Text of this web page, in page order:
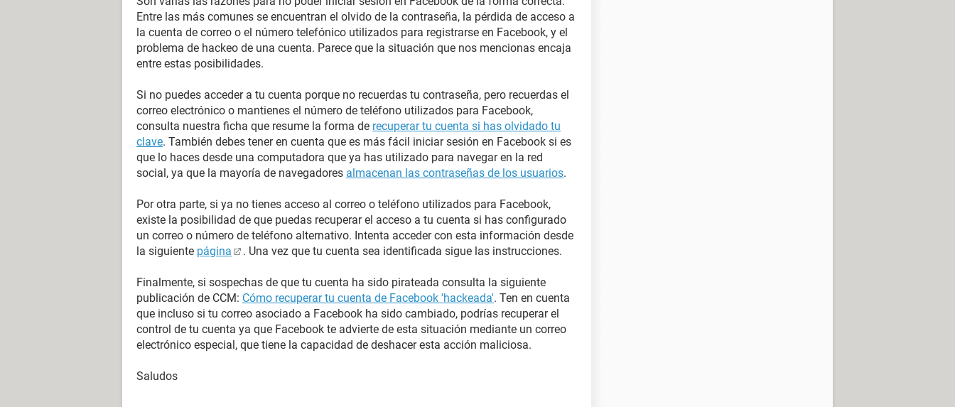
Entre las más comunes se encuentran el olvido de la contraseña, la pérdida de acceso a
la cuenta de correo o el número telefónico utilizados para registrarse en Facebook, y el
problema de hackeo de una cuenta. Parece que la situación que nos mencionas encaja
entre estas posibilidades.
Si no puedes acceder a tu cuenta porque no recuerdas tu contraseña, pero recuerdas el
correo electrónico o mantienes el número de teléfono utilizados para Facebook,
consulta nuestra ficha que resume la forma de recuperar tu cuenta si has olvidado tu
clave. También debes tener en cuenta que es más fácil iniciar sesión en Facebook si es
que lo haces desde una computadora que ya has utilizado para navegar en la red
social, ya que la mayoría de navegadores almacenan las contraseñas de los usuarios.
Por otra parte, si ya no tienes acceso al correo o teléfono utilizados para Facebook,
existe la posibilidad de que puedas recuperar el acceso a tu cuenta si has configurado
un correo o número de teléfono alternativo. Intenta acceder con esta información desde
la siguiente página . Una vez que tu cuenta sea identificada sigue las instrucciones.
Finalmente, si sospechas de que tu cuenta ha sido pirateada consulta la siguiente
publicación de CCM: Cómo recuperar tu cuenta de Facebook 'hackeada'. Ten en cuenta
que incluso si tu correo asociado a Facebook ha sido cambiado, podrías recuperar el
control de tu cuenta ya que Facebook te advierte de esta situación mediante un correo
electrónico especial, que tiene la capacidad de deshacer esta acción maliciosa.
Saludos